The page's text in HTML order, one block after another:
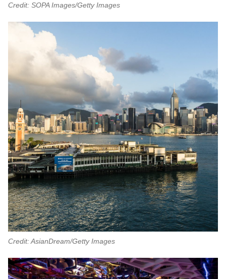
Credit: SOPA Images/Getty Images
Credit: AsianDream/Getty Images